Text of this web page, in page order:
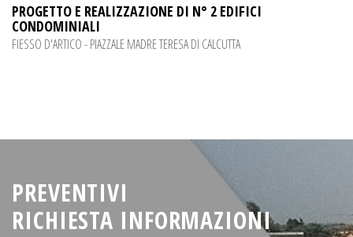
PROGETTO E REALIZZAZIONE DI N° 2 EDIFICI
CONDOMINIALI
FIESSO D'ARTICO - PIAZZALE MADRE TERESA DI CALCUTTA
PREVENTIVI
RICHIESTA INFORMAZIONI